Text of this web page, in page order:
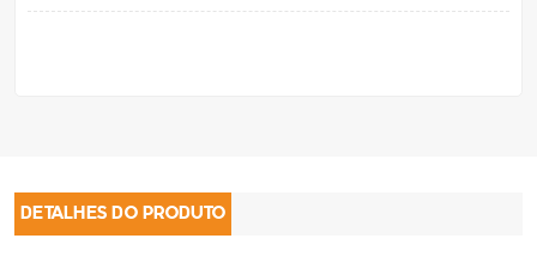
DETALHES DO PRODUTO